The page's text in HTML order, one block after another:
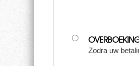
Zodra uw